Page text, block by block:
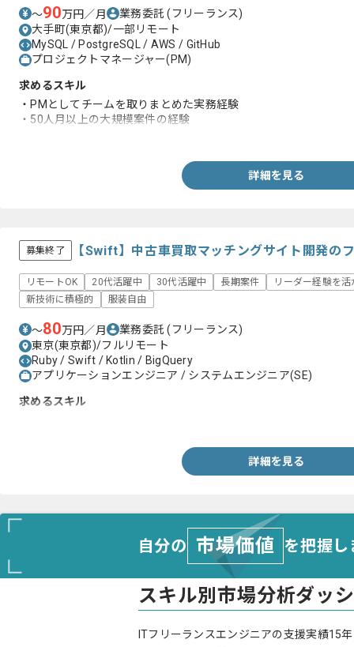
〜90万円／月 業務委託(フリーランス)
大手町(東京都)/一部リモート
MySQL / PostgreSQL / AWS / GitHub
プロジェクトマネージャー(PM)
求めるスキル
・PMとしてチームを取りまとめた実務経験
・50人月以上の大規模案件の経験
詳細を見る
募集終了 【Swift】中古車買取マッチングサイト開発の
リモートOK 20代活躍中 30代活躍中 長期案件
リーダー経験を活
新技術に積極的
服装自由
〜80万円／月 業務委託(フリーランス)
東京(東京都)/フルリモート
Ruby / Swift / Kotlin / BigQuery
アプリケーションエンジニア / システムエンジニア(SE)
求めるスキル
詳細を見る
自分の 市場価値 を把握
スキル別市場分析ダッ
ITフリーランスエンジニアの支援実績15